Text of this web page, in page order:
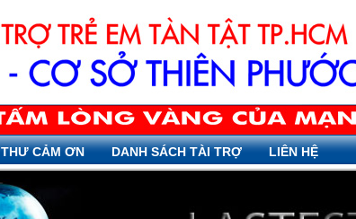
THƯ CẢM ƠN DANH SÁCH TÀI TRỢ LIÊN HỆ